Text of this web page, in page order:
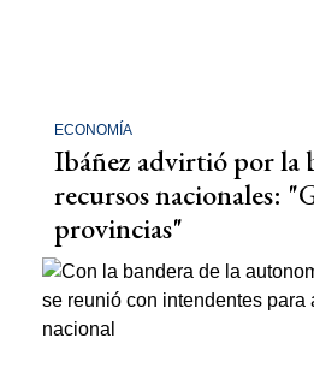
ECONOMÍA
Ibáñez advirtió por la
recursos nacionales:
provincias"